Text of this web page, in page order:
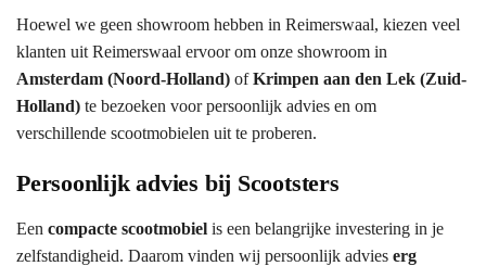
Hoewel we geen showroom hebben in Reimerswaal, kiezen veel
klanten uit Reimerswaal ervoor om onze showroom in
Amsterdam (Noord-Holland) ofKrimpen aan den Lek (Zuid-
Holland) te bezoeken voor persoonlijk advies en om
verschillende scootmobielen uit te proberen.
Persoonlijk advies bij Scootsters
Een compacte scootmobiel is een belangrijke investering in je
zelfstandigheid. Daarom vinden wij persoonlijk advies erg